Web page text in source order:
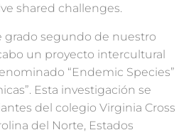
shared challenges.
grado segundo de nuestro
un proyecto intercultural
“Endemic Species”
Esta investigación se
del colegio Virginia Cross
del Norte, Estados